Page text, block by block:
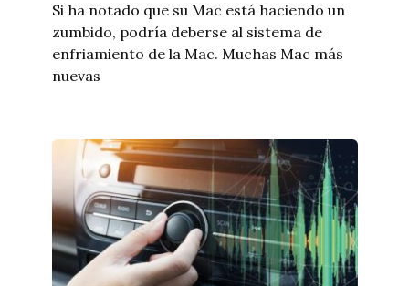
Si ha notado que su Mac está haciendo un
zumbido, podría deberse al sistema de
enfriamiento de la Mac. Muchas Mac más
nuevas